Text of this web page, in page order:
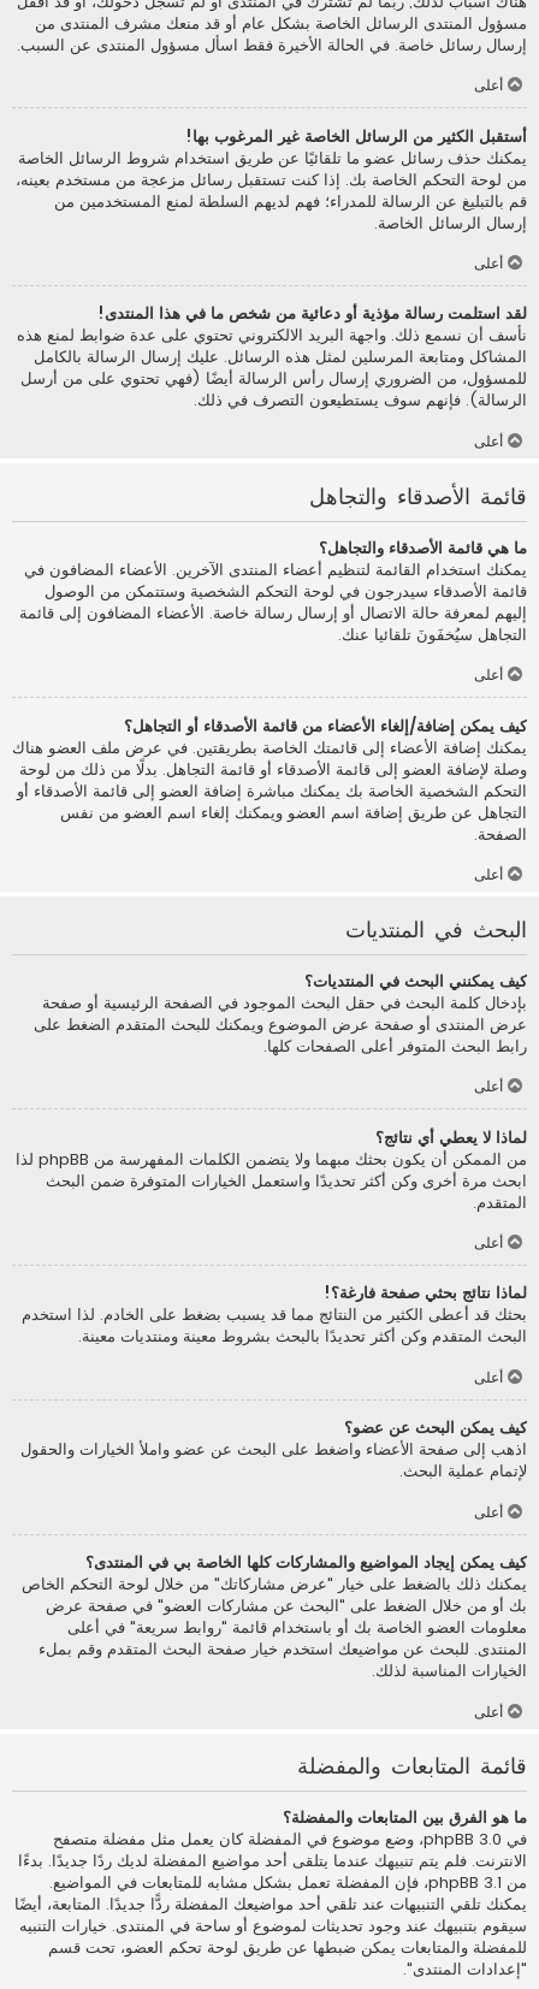
مسؤول المنتدى الرسائل الخاصة بشكل عام أو قد منعك مشرف المنتدى من
إرسال رسائل خاصة. في الحالة الأخيرة فقط اسأل مسؤول المنتدى عن السبب.
أعلى
أستقبل الكثير من الرسائل الخاصة غير المرغوب بها!
يمكنك حذف رسائل عضو ما تلقائيًا عن طريق استخدام شروط الرسائل الخاصة
من لوحة التحكم الخاصة بك. إذا كنت تستقبل رسائل مزعجة من مستخدم بعينه،
قم بالتبليغ عن الرسالة للمدراء؛ فهم لديهم السلطة لمنع المستخدمين من
إرسال الرسائل الخاصة.
أعلى
لقد استلمت رسالة مؤذية أو دعائية من شخص ما في هذا المنتدى!
نأسف أن نسمع ذلك. واجهة البريد الالكتروني تحتوي على عدة ضوابط لمنع هذه
المشاكل ومتابعة المرسلين لمثل هذه الرسائل. عليك إرسال الرسالة بالكامل
للمسؤول، من الضروري إرسال رأس الرسالة أيضًا (فهي تحتوي على من أرسل
الرسالة). فإنهم سوف يستطيعون التصرف في ذلك.
أعلى
قائمة الأصدقاء والتجاهل
ما هي قائمة الأصدقاء والتجاهل؟
يمكنك استخدام القائمة لتنظيم أعضاء المنتدى الآخرين. الأعضاء المضافون في
قائمة الأصدقاء سيدرجون في لوحة التحكم الشخصية وستتمكن من الوصول
إليهم لمعرفة حالة الاتصال أو إرسال رسالة خاصة. الأعضاء المضافون إلى قائمة
التجاهل سيُخفَونَ تلقائيا عنك.
أعلى
كيف يمكن إضافة/إلغاء الأعضاء من قائمة الأصدقاء أو التجاهل؟
يمكنك إضافة الأعضاء إلى قائمتك الخاصة بطريقتين. في عرض ملف العضو هناك
وصلة لإضافة العضو إلى قائمة الأصدقاء أو قائمة التجاهل. بدلًا من ذلك من لوحة
التحكم الشخصية الخاصة بك يمكنك مباشرة إضافة العضو إلى قائمة الأصدقاء أو
التجاهل عن طريق إضافة اسم العضو ويمكنك إلغاء اسم العضو من نفس
الصفحة.
أعلى
البحث في المنتديات
كيف يمكنني البحث في المنتديات؟
بإدخال كلمة البحث في حقل البحث الموجود في الصفحة الرئيسية أو صفحة
عرض المنتدى أو صفحة عرض الموضوع ويمكنك للبحث المتقدم الضغط على
رابط البحث المتوفر أعلى الصفحات كلها.
أعلى
لماذا لا يعطي أي نتائج؟
من الممكن أن يكون بحثك مبهما ولا يتضمن الكلمات المفهرسة من phpBB لذا
ابحث مرة أخرى وكن أكثر تحديدًا واستعمل الخيارات المتوفرة ضمن البحث
المتقدم.
أعلى
لماذا نتائج بحثي صفحة فارغة؟!
بحثك قد أعطى الكثير من النتائج مما قد يسبب بضغط على الخادم. لذا استخدم
البحث المتقدم وكن أكثر تحديدًا بالبحث بشروط معينة ومنتديات معينة.
أعلى
كيف يمكن البحث عن عضو؟
اذهب إلى صفحة الأعضاء واضغط على البحث عن عضو واملأ الخيارات والحقول
لإتمام عملية البحث.
أعلى
كيف يمكن إيجاد المواضيع والمشاركات كلها الخاصة بي في المنتدى؟
يمكنك ذلك بالضغط على خيار "عرض مشاركاتك" من خلال لوحة التحكم الخاص
بك أو من خلال الضغط على "البحث عن مشاركات العضو" في صفحة عرض
معلومات العضو الخاصة بك أو باستخدام قائمة "روابط سريعة" في أعلى
المنتدى. للبحث عن مواضيعك استخدم خيار صفحة البحث المتقدم وقم بملء
الخيارات المناسبة لذلك.
أعلى
قائمة المتابعات والمفضلة
ما هو الفرق بين المتابعات والمفضلة؟
في phpBB 3.0، وضع موضوع في المفضلة كان يعمل مثل مفضلة متصفح
الانترنت. فلم يتم تنبيهك عندما يتلقى أحد مواضيع المفضلة لديك ردًا جديدًا. بدءًا
من phpBB 3.1، فإن المفضلة تعمل بشكل مشابه للمتابعات في المواضيع.
يمكنك تلقي التنبيهات عند تلقي أحد مواضيعك المفضلة ردًّا جديدًا. المتابعة، أيضًا
سيقوم بتنبيهك عند وجود تحديثات لموضوع أو ساحة في المنتدى. خيارات التنبيه
للمفضلة والمتابعات يمكن ضبطها عن طريق لوحة تحكم العضو، تحت قسم
"إعدادات المنتدى".